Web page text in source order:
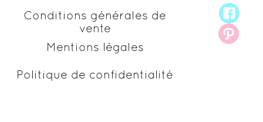
Conditions générales de
vente
Mentions légales
Politique de confidentialité